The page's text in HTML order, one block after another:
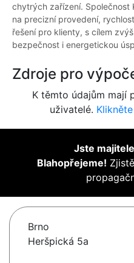
chytrých zařízení. Společnost
na precizní provedení,
řešení pro klienty, s cílem
bezpečnost i energetickou
Zdroje pro
K těmto údajům mají
uživatelé.
Jste
Blahopřejeme!
Brno
Heršpická 5a